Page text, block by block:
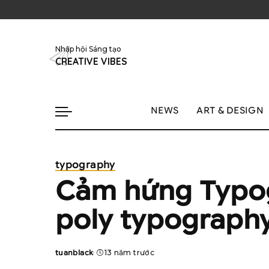
Nhập hội Sáng tạo
CREATIVE VIBES
NEWS ART & DESIGN
typography
Cảm hứng
poly
Posted
tuanblack 13 năm trước